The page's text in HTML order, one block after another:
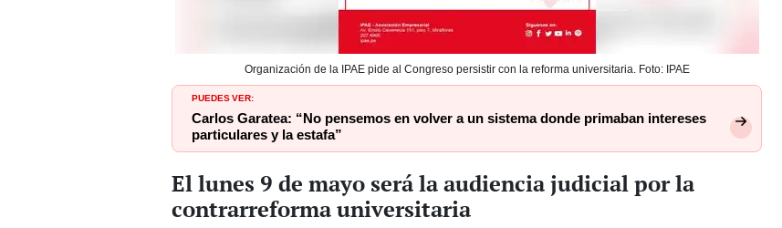
Organización de la IPAE pide al Congreso persistir con la reforma universitaria. Foto: IPAE
PUEDES VER:
Carlos Garatea: “No pensemos en volver a un sistema donde primaban intereses
particulares y la estafa”
El lunes 9 de mayo será la audiencia judicial por la
contrarreforma universitaria